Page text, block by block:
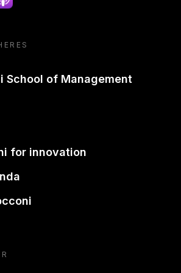
School of Management
for innovation